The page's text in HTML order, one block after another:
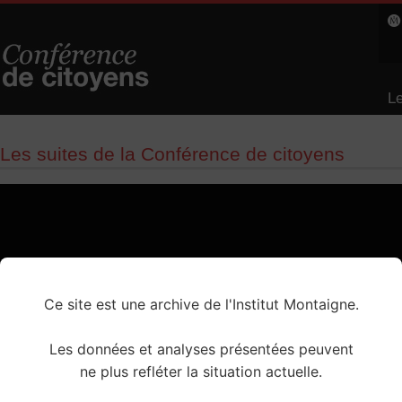
Les suites de la Conférence de citoyens
Ce site est une archive de l'Institut Montaigne.
Les données et analyses présentées peuvent
ne plus refléter la situation actuelle.